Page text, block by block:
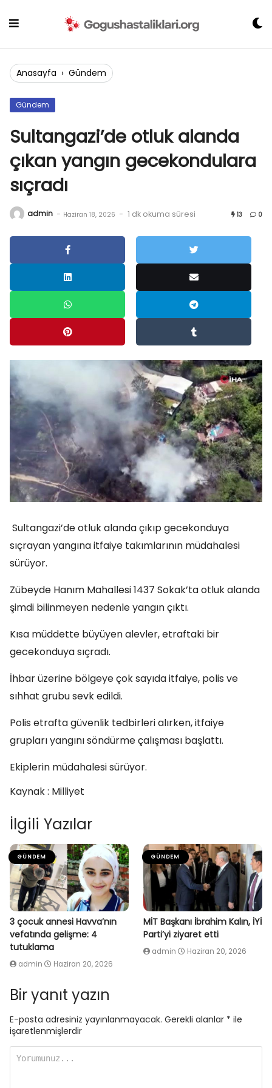
Anasayfa › Gündem
Gündem
Sultangazi’de otluk alanda
çıkan yangın gecekondulara
sıçradı
admin - Haziran 18, 2026 - 1 dk okuma süresi 13 0
Sultangazi’de otluk alanda çıkıp gecekonduya
sıçrayan yangına itfaiye takımlarının müdahalesi
sürüyor.
Zübeyde Hanım Mahallesi 1437 Sokak’ta otluk alanda
şimdi bilinmeyen nedenle yangın çıktı.
Kısa müddette büyüyen alevler, etraftaki bir
gecekonduya sıçradı.
İhbar üzerine bölgeye çok sayıda itfaiye, polis ve
sıhhat grubu sevk edildi.
Polis etrafta güvenlik tedbirleri alırken, itfaiye
grupları yangını söndürme çalışması başlattı.
Ekiplerin müdahalesi sürüyor.
Kaynak : Milliyet
İlgili Yazılar
GÜNDEM
3 çocuk annesi Havva’nın
vefatında gelişme: 4
tutuklama
admin Haziran 20, 2026
GÜNDEM
MİT Başkanı İbrahim Kalın, İYİ
Parti’yi ziyaret etti
admin Haziran 20, 2026
Bir yanıt yazın
E-posta adresiniz yayınlanmayacak. Gerekli alanlar * ile
işaretlenmişlerdir